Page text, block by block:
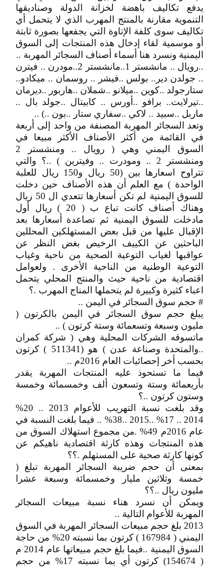
يدفع تكاليف باهضة لخزانة الدولة وصناديقها
التنموية مقارنة بالمنتج المهرب الذي لا يتحمل أي
تكاليف سوى كلفة الإتاوة التي يجفعها بصورة ثابتة
أو موسمية لقاء إدخال هذه المنتجات إلى السوق
اليمنية ونسرد هنا أسماء أصناف السجائر المهربة ..
..رويال .. مانشستر 1..مانشستر 2..مودرن .. فيترن
.. جولدن دير.. بولس ..فيشر .. روسمان .. ميكادو..
ستارجولد ..كوين ..ميلانو ..شملان ..هاربور ..ديرمان
..تيرلايت.. برافو ..أورس .. كابيتال ..جولد بال ..
ماربل ..سبيد .. لاكي ..سفاري ستار ..بون ..) ..
وتعد السجائر المهربة المصنفة من واحد إلى أربعة
في القائمة من أكثر الأصناف الأكثر مبيعا في
السوق اليمني وهي ( رويال .. ومنشستر 2
ومنشستر 2 .. ومودرت .. وفيترين ) ..؟ والتي
تتراوح اسعارها بين (50 ريال و150 ريال للعلبة
الواحدة ) مع العلم أن هذه الأصناف حين دخلت
للسوق اليمنية لم تكن أسعارها تتعدي ال 50 ريال
وهناك أصناف كانت تباع ب ( 20 ) ريال أول
مادخلت للسوق اليمنية ثم تصاعدة أسعارها بعد
الإقبال عليها من قبل بعض المستهلكين المحللين
الباحثين عن الكييف الرخيص بغض النظر عن
عواقبها لغياب التوعية الصحية من ناحية وغياب
التوعية الوطنية من الناحية الأخرى . ولعوامل
اقتصادية من ناحية حيث والمنتج المحلي يتحمل
اعباء كثيرة وكبيرة لم يتحملها المناج المهرب .؟
# حجم سوق السجائر في اليمن ..
يبلغ حجم سوق السجائر في اليمن بالكرتون (
مليون وسبعة وتسعمائة وستة كرتون ) ..
ماتسوقه الشركات المحلية وهي ( شركة كمران
..والمتحدة وصناعة عدن ) هو (511341 ) كرتون
بحسب أخر إحصائيات العام 2016م ..
فيما ما تستحوذ عليه المنتجات المهربة يقدر
بأربعمائة وستة وتسعون ألف وخمسمائة وخمسة
وستون كرتون ..؟
وقد بلغت نسبة التهريب للأعوام 2013 .. 20%
2014 .. 17% ..2015 ..38% .. فيما بلغت النسبة في
عام 2016م 49% .من مجموع استهلاك السوق من
هذه المنتجات وهذه كارثة اقتصادية ناهيكم عن
كونها كارثة صحية على المستهلم .؟؟
بمعنى أن حجم ضريبة السجائر المهربة تبلغ (
خمسة وثلاثين مليار وخمسمائة وسبعة عشرا
مليون ريال ..؟؟
ويمكن أن نسرد هناء نسبة مبيعات السجائر
المهربة للأعوام التالية ..
2013 بلغ حجم مبيعات السجائر المهربة في السوق
اليمني ( 167984 ) كرتون بما نسبته 20% من حاجة
السوق اليمنية ..فيما بلغ حجم مبيعاتها عام 2014 م
( 154674) كرتون أي بما نسبته 17% من حجم